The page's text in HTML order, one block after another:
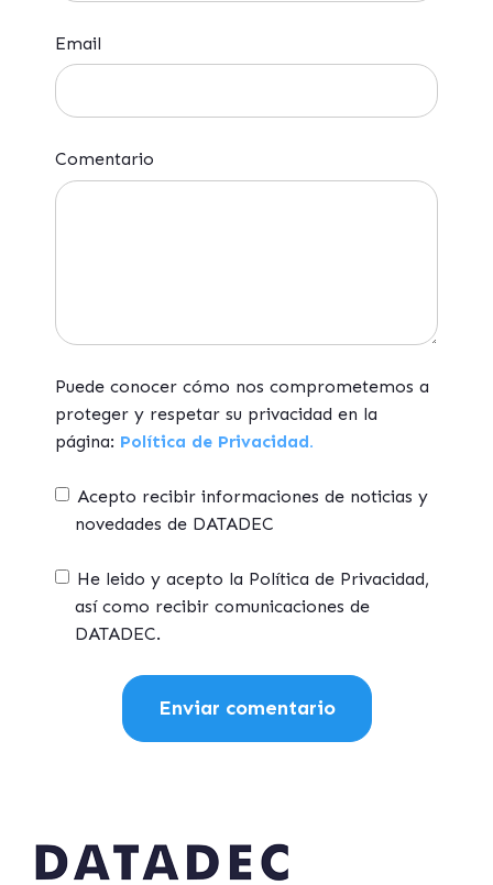
Email
Comentario
Puede conocer cómo nos comprometemos a
proteger y respetar su privacidad en la
página: Política de Privacidad.
Acepto recibir informaciones de noticias y
novedades de DATADEC
He leido y acepto la Política de Privacidad,
así como recibir comunicaciones de
DATADEC.